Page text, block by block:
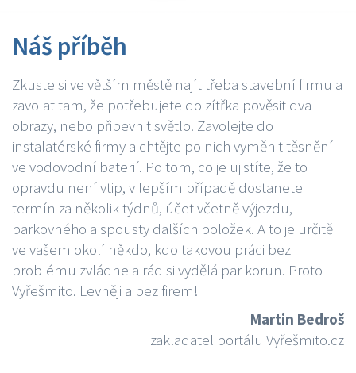
Náš příběh
Zkuste si ve větším městě najít třeba stavební firmu a
zavolat tam, že potřebujete do zítřka pověsit dva
obrazy, nebo připevnit světlo. Zavolejte do
instalatérské firmy a chtějte po nich vyměnit těsnění
ve vodovodní baterií. Po tom, co je ujistíte, že to
opravdu není vtip, v lepším případě dostanete
termín za několik týdnů, účet včetně výjezdu,
parkovného a spousty dalších položek. A to je určitě
ve vašem okolí někdo, kdo takovou práci bez
problému zvládne a rád si vydělá par korun. Proto
Vyřešmito. Levněji a bez firem!
Martin Bedroš
zakladatel portálu Vyřešmito.cz